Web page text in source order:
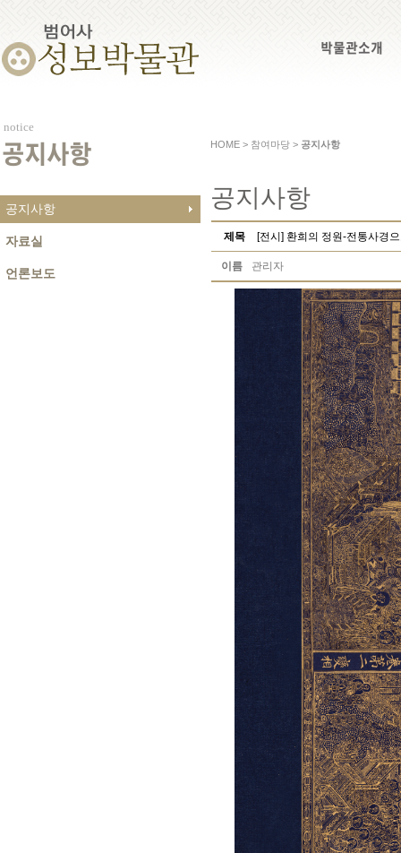
박물관소개
notice
공지사항
공지사항
자료실
언론보도
HOME > 참여마당 > 공지사항
공지사항
제목 [전시] 환희의 정원-전통사경
이름 관리자